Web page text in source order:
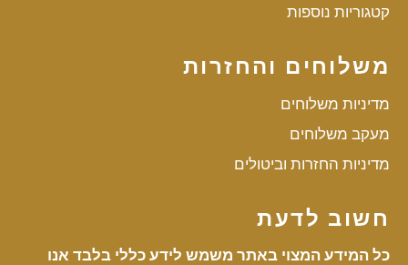
קטגוריות נוספות
משלוחים והחזרות
מדיניות משלוחים
מעקב משלוחים
מדיניות החזרות וביטולים
חשוב לדעת
כל המידע המצוי באתר משמש לידע כללי בלבד אנו